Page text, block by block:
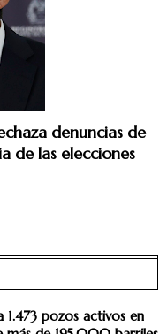
denuncias de
de las elecciones
pozos activos en